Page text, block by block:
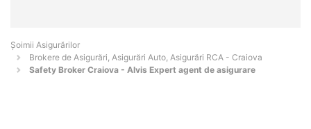
Șoimii Asigurărilor
Brokere de Asigurări, Asigurări Auto, Asigurări RCA - Craiova
Safety Broker Craiova - Alvis Expert agent de asigurare